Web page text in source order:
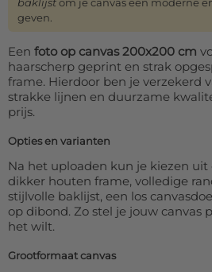
baklijstom je canvas een moderne
geven.
Een foto op canvas 200x200 cm
haarscherp geprint en strak
frame. Hierdoor ben je verzekerd
strakke lijnen en duurzame
prijs.
Opties en varianten
Na het uploaden kun je kiezen uit
dikker houten frame, volledige
stijlvolle baklijst, een los
op dibond. Zo stel je jouw canvas
het wilt.
Grootformaat canvas